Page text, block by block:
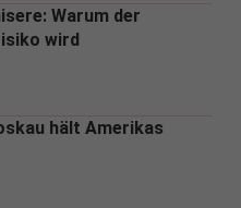
Warum der
wird
hält Amerikas